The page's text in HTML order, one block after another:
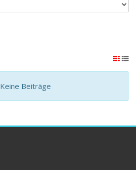
Keine Beiträge